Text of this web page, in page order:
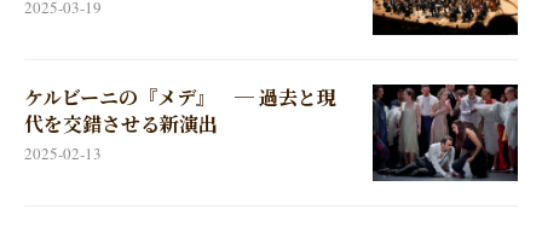
2025-03-19
ケルビーニの『メデ』 ─ 過去と現
代を交錯させる新演出
2025-02-13